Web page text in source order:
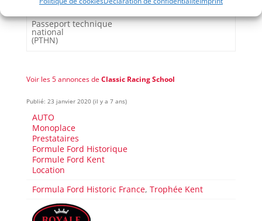
Passeport technique
national
(PTHN)
Voir les 5 annonces de Classic Racing School
Publié: 23 janvier 2020 (il y a 7 ans)
AUTO
Monoplace
Prestataires
Formule Ford Historique
Formule Ford Kent
Location
Formula Ford Historic France,Trophée Kent